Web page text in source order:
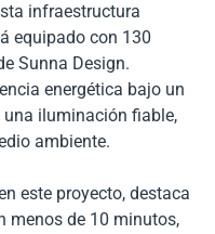
infraestructura
equipado con 130
Sunna Design.
energética bajo un
iluminación fiable,
ambiente.
este proyecto, destaca
menos de 10 minutos,